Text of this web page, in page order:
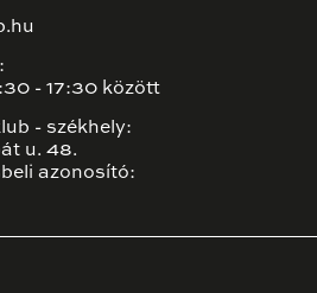
- 17:30 között
- székhely:
u. 48.
azonosító: